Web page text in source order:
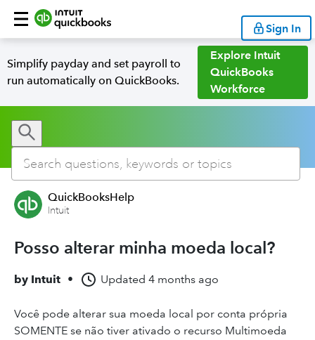
Sign In
Simplify payday and set payroll to
run automatically on QuickBooks.
Explore Intuit
QuickBooks
Workforce
QuickBooksHelp
Intuit
Posso alterar minha moeda local?
by Intuit • Updated 4 months ago
Você pode alterar sua moeda local por conta própria
SOMENTE se não tiver ativado o recurso Multimoeda